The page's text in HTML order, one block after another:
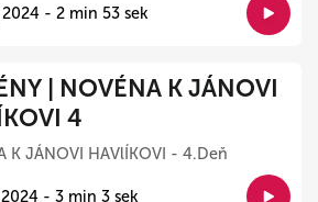
- 2 min 53 sek
| NOVÉNA K JÁNOVI
4
K JÁNOVI HAVlÍKOVI - 4.Deň
- 3 min 3 sek